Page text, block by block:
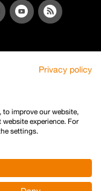
Privacy policy
to improve our website,
experience. For
settings.